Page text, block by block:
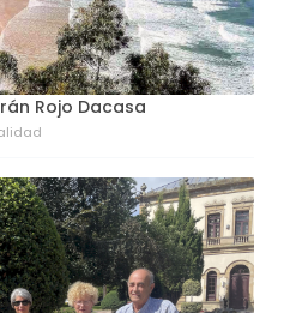
Rojo Dacasa